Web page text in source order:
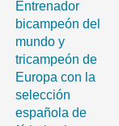
Entrenador
bicampeón del
mundo y
tricampeón de
Europa con la
selección
española de